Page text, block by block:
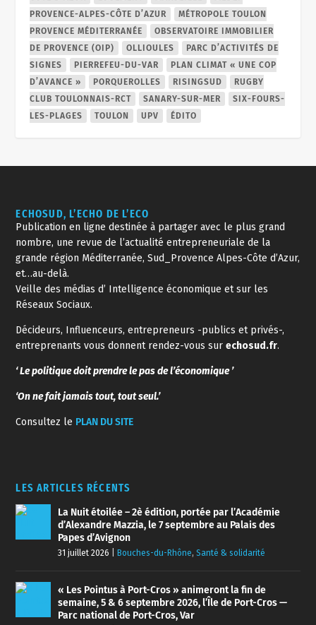
PROVENCE-ALPES-CÔTE D’AZUR
MÉTROPOLE TOULON
PROVENCE MÉDITERRANÉE
OBSERVATOIRE IMMOBILIER
DE PROVENCE (OIP)
OLLIOULES
PARC D’ACTIVITÉS DE
SIGNES
PIERREFEU-DU-VAR
PLAN CLIMAT « UNE COP
D’AVANCE »
PORQUEROLLES RISINGSUD
RUGBY
CLUB TOULONNAIS-RCT
SANARY-SUR-MER
SIX-FOURS-
LES-PLAGES
TOULON UPV ÉDITO
ECHOSUD, L’ECHO DE L’ECO
Publication en ligne destinée à partager avec le plus grand
nombre, une revue de l’actualité entrepreneuriale de la
grande région Méditerranée, Sud_Provence Alpes-Côte d’Azur,
et…au-delà.
Veille des médias d’ Intelligence économique et sur les
Réseaux Sociaux.
Décideurs, Influenceurs, entrepreneurs -publics et privés-,
entreprenants vous donnent rendez-vous surechosud.fr.
‘ Le politique doit prendre le pas de l’économique ’
‘On ne fait jamais tout, tout seul.’
Consultez le PLAN DU SITE
LES ARTICLES RÉCENTS
La Nuit étoilée – 2è édition, portée par l’Académie
d’Alexandre Mazzia, le 7 septembre au Palais des
Papes d’Avignon
31 juillet 2026 Bouches-du-Rhône,Santé & solidarité
« Les Pointus à Port-Cros » animeront la fin de
semaine, 5 & 6 septembre 2026, l’Île de Port-Cros —
Parc national de Port-Cros, Var